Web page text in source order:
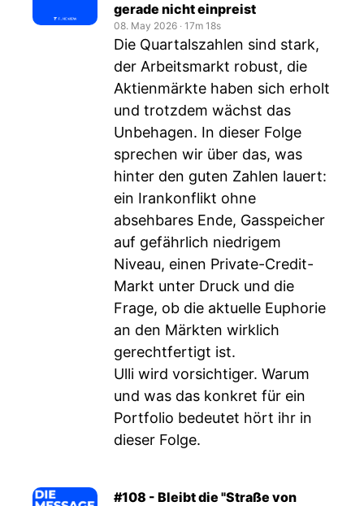
gerade nicht einpreist
08. May 2026 ‧ 17m 18s
Die Quartalszahlen sind stark,
der Arbeitsmarkt robust, die
Aktienmärkte haben sich erholt
und trotzdem wächst das
Unbehagen. In dieser Folge
sprechen wir über das, was
hinter den guten Zahlen lauert:
ein Irankonflikt ohne
absehbares Ende, Gasspeicher
auf gefährlich niedrigem
Niveau, einen Private-Credit-
Markt unter Druck und die
Frage, ob die aktuelle Euphorie
an den Märkten wirklich
gerechtfertigt ist.
Ulli wird vorsichtiger. Warum
und was das konkret für ein
Portfolio bedeutet hört ihr in
dieser Folge.
#108 - Bleibt die "Straße von